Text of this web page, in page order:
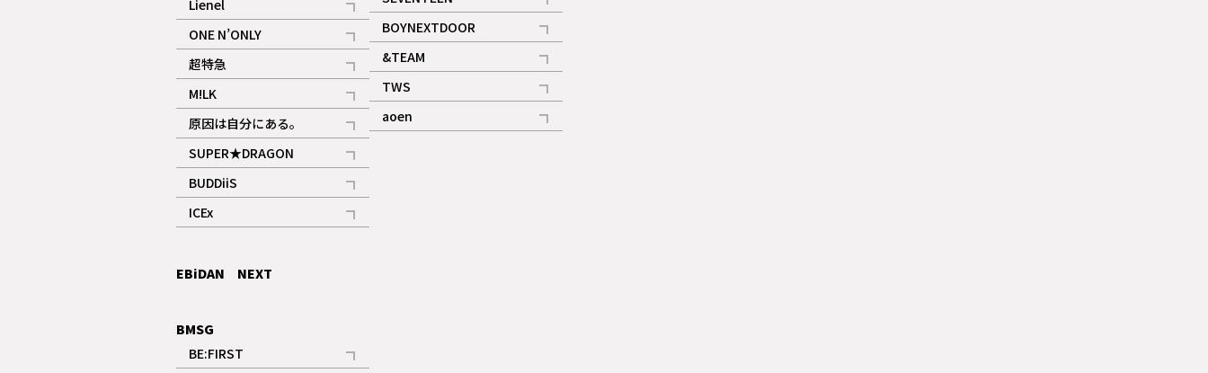
Lienel
記事
ONE N’ONLY
記事
超特急
記事
ギャラリー
M!LK
記事
原因は自分にある。
記事
SUPER★DRAGON
記事
BUDDiiS
記事
ICEx
記事
EBiDAN NEXT
BMSG
BE:FIRST
ギャラリー
記事
BOYNEXTDOOR
記事
&TEAM
記事
ギャラリー
TWS
記事
aoen
記事